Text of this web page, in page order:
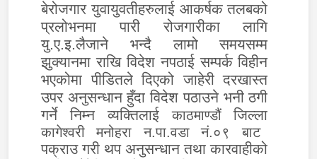
बेरोजगार युवायुवतीहरुलाई आकर्षक तलबको
प्रलोभनमा पारी रोजगारीका लागि
यु.ए.इ.लैजाने भन्दै लामो समयसम्म
झुक्यानमा राखि विदेश नपठाई सम्पर्क विहीन
भएकोमा पीडितले दिएको जाहेरी दरखास्त
उपर अनुसन्धान हुँदा विदेश पठाउने भनी ठगी
गर्ने निम्न व्यक्तिलाईकाठमाण्डौंजिल्ला
कागेश्वरी मनोहरा न.पा.वडा नं.०९ बाट
पक्राउ गरी थप अनुसन्धान तथा कारवाहीको